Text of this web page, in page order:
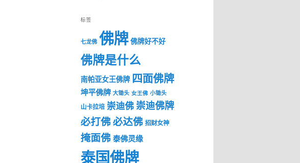
标签
七龙佛 佛牌 佛牌好不好
佛牌是什么
南帕亚女王佛牌 四面佛牌
坤平佛牌 大锄头 女王佛 小锄头
山卡拉培 崇迪佛崇迪佛牌
必打佛必达佛 招财女神
掩面佛泰佛灵缘
泰国佛牌